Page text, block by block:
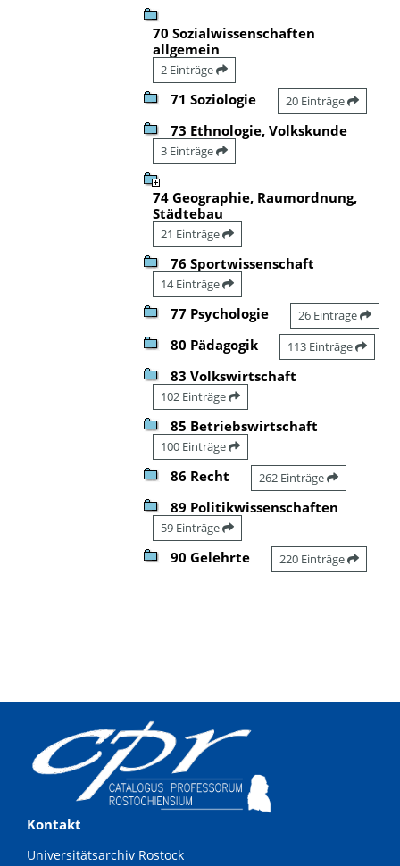
70 Sozialwissenschaften
allgemein
2 Einträge
71 Soziologie 20 Einträge
73 Ethnologie, Volkskunde
3 Einträge
74 Geographie, Raumordnung,
Städtebau
21 Einträge
76 Sportwissenschaft
14 Einträge
77 Psychologie 26 Einträge
80 Pädagogik 113 Einträge
83 Volkswirtschaft
102 Einträge
85 Betriebswirtschaft
100 Einträge
86 Recht 262 Einträge
89 Politikwissenschaften
59 Einträge
90 Gelehrte 220 Einträge
Kontakt
Universitätsarchiv Rostock